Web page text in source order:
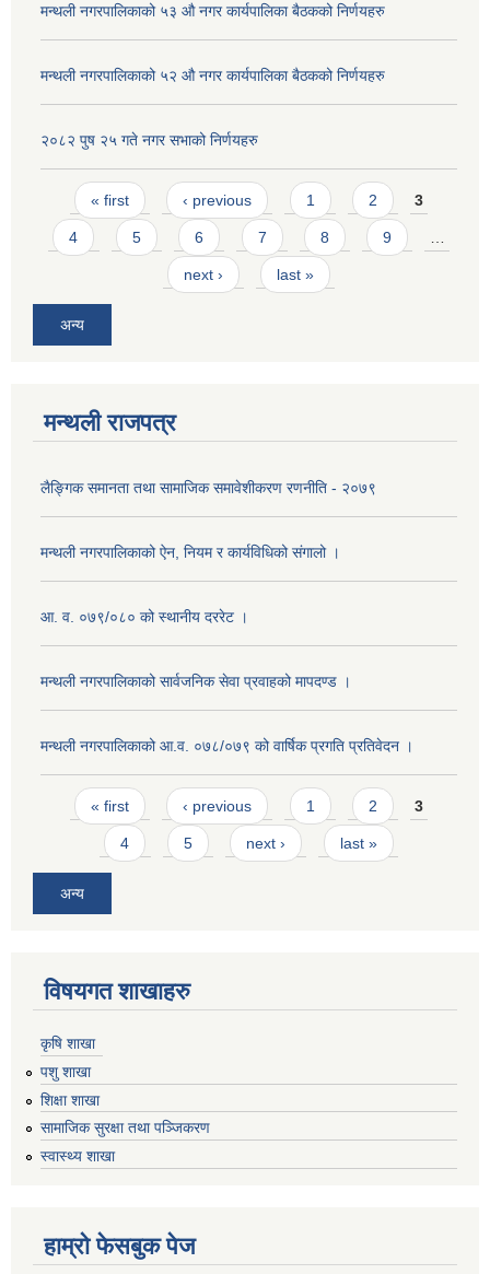
मन्थली नगरपालिकाको ५३ औ नगर कार्यपालिका बैठकको निर्णयहरु
मन्थली नगरपालिकाको ५२ औ नगर कार्यपालिका बैठकको निर्णयहरु
२०८२ पुष २५ गते नगर सभाको निर्णयहरु
Pages
« first ‹ previous 1 2 3
4 5 6 7 8 9
next › last »
अन्य
मन्थली राजपत्र
लैङ्गिक समानता तथा सामाजिक समावेशीकरण रणनीति - २०७९
मन्थली नगरपालिकाको ऐन, नियम र कार्यविधिको संगालो ।
आ. व. ०७९/०८० को स्थानीय दररेट ।
मन्थली नगरपालिकाको सार्वजनिक सेवा प्रवाहको मापदण्ड ।
मन्थली नगरपालिकाको आ.व. ०७८/०७९ को वार्षिक प्रगति प्रतिवेदन ।
Pages
« first ‹ previous 1 2 3
4 5 next › last »
अन्य
विषयगत शाखाहरु
कृषि शाखा
पशु शाखा
शिक्षा शाखा
सामाजिक सुरक्षा तथा पञ्जिकरण
स्वास्थ्य शाखा
हाम्रो फेसबुक पेज